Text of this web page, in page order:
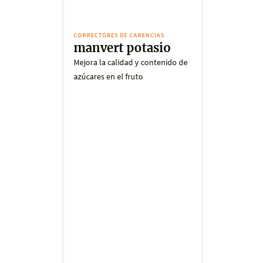
CORRECTORES DE CARENCIAS
manvert potasio
Mejora la calidad y contenido de
azúcares en el fruto